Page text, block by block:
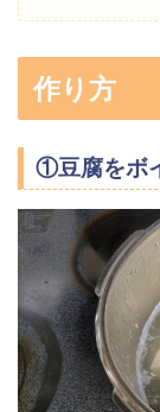
作り方
①豆腐をボ